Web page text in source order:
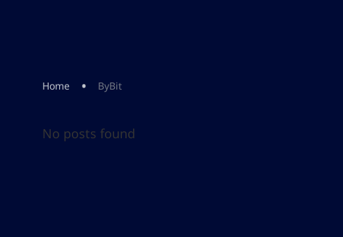
Home • ByBit
No posts found